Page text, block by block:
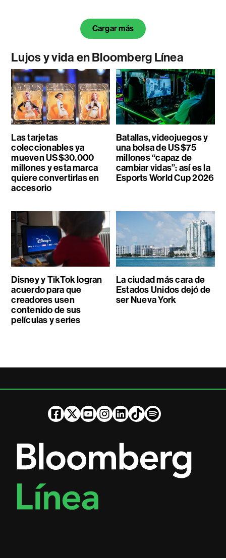
Cargar más
Lujos y vida en Bloomberg Línea
Las tarjetas
coleccionables ya
mueven US$30.000
millones y esta marca
quiere convertirlas en
accesorio
Batallas, videojuegos y
una bolsa de US$75
millones “capaz de
cambiar vidas”: así es la
Esports World Cup 2026
Disney y TikTok logran
acuerdo para que
creadores usen
contenido de sus
películas y series
La ciudad más cara de
Estados Unidos dejó de
ser Nueva York